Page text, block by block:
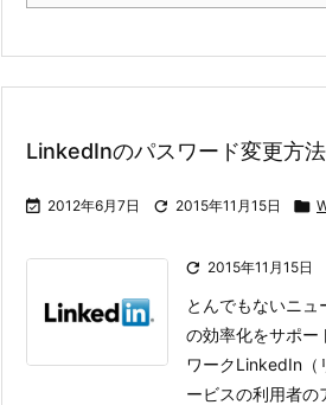
LinkedInのパスワード変更方法
 2012年6月7日  2015年11月15日 
 2015年11月15日
とんでもないニ
の効率化をサポー
ワークLinkedIn（
ービスの利用者